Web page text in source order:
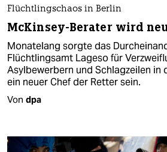
Flüchtlingschaos in Berlin
McKinsey-Berater wird
Monatelang sorgte das
Flüchtlingsamt Lageso für
Asylbewerbern und Schlagzeilen in
ein neuer Chef der Retter sein.
Von dpa